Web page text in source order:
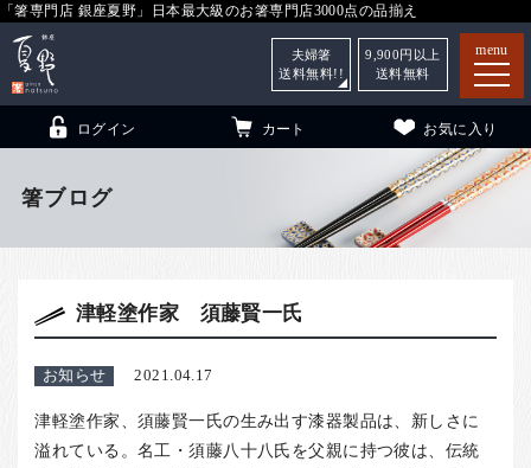
「箸専門店 銀座夏野」日本最大級のお箸専門店3000点の品揃え
menu
子供和食器（贈答用・自宅用）
ご利用ガイド
ログイン カート お気に入り
夫婦箸
送料無料!!
9,900 円以上
送料無料
箸ブログ
津軽塗作家 須藤賢一氏
お知らせ 2021.04.17
津軽塗作家、須藤賢一氏の生み出す漆器製品は、新しさに
溢れている。名工・須藤八十八氏を父親に持つ彼は、伝統